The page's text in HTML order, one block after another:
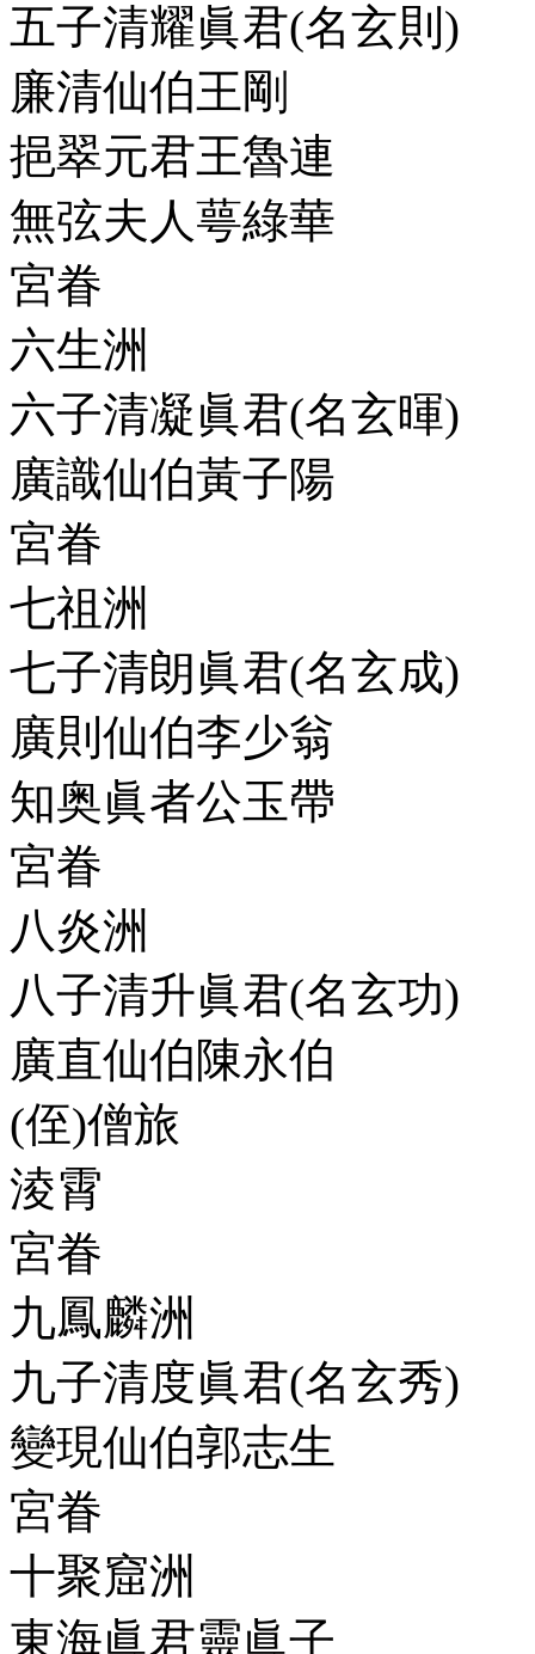
五子清耀眞君(名玄則)
廉清仙伯王剛
挹翠元君王魯連
無弦夫人萼綠華
宮眷
六生洲
六子清凝眞君(名玄暉)
廣識仙伯黃子陽
宮眷
七祖洲
七子清朗眞君(名玄成)
廣則仙伯李少翁
知奥眞者公玉帶
宮眷
八炎洲
八子清升眞君(名玄功)
廣直仙伯陳永伯
(侄)僧旅
淩霄
宮眷
九鳳麟洲
九子清度眞君(名玄秀)
變現仙伯郭志生
宮眷
十聚窟洲
東海眞君靈眞子